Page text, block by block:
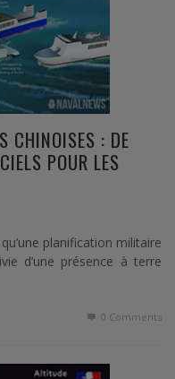
CHINOISES : DE
POUR LES
planification militaire
d’une présence à terre
0 Comments